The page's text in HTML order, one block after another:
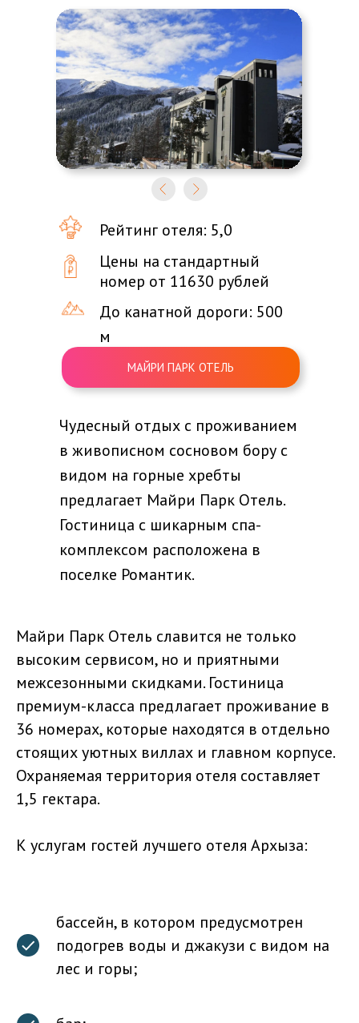
Рейтинг отеля: 5,0
Цены на стандартный
номер от 11630 рублей
До канатной дороги: 500
м
Чудесный отдых с проживанием
в живописном сосновом бору с
видом на горные хребты
предлагает Майри Парк Отель.
Гостиница с шикарным спа-
комплексом расположена в
поселке Романтик.
МАЙРИ ПАРК ОТЕЛЬ
Майри Парк Отель славится не только
высоким сервисом, но и приятными
межсезонными скидками. Гостиница
премиум-класса предлагает проживание в
36 номерах, которые находятся в отдельно
стоящих уютных виллах и главном корпусе.
Охраняемая территория отеля составляет
1,5 гектара.
К услугам гостей лучшего отеля Архыза:
бассейн, в котором предусмотрен
подогрев воды и джакузи с видом на
лес и горы;